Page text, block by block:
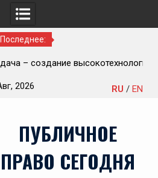
Последнее:
высокотехнологичной,
системы России
RU /EN
2026
ПУБЛИЧНОЕ
ПРАВО СЕГОДНЯ